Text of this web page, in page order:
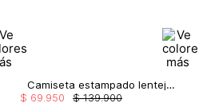
Camiseta estampado lentejuela
$ 139.900
$ 69 950